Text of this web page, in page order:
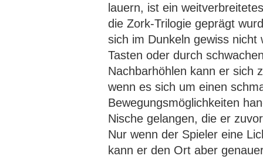
lauern, ist ein
die Zork-Trilogie geprägt
sich im Dunkeln gewiss nicht
Tasten oder durch
Nachbarhöhlen kann er sich
wenn es sich um einen
Bewegungsmöglichkeiten
Nische gelangen, die er
Nur wenn der Spieler eine
kann er den Ort aber